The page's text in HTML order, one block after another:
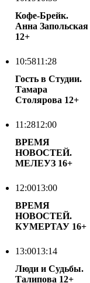
Кофе-Брейк.
Анна Запольская
12+
10:5811:28
Гость в Студии.
Тамара
Столярова 12+
11:2812:00
ВРЕМЯ
НОВОСТЕЙ.
МЕЛЕУЗ 16+
12:0013:00
ВРЕМЯ
НОВОСТЕЙ.
КУМЕРТАУ 16+
13:0013:14
Люди и Судьбы.
Талипова 12+